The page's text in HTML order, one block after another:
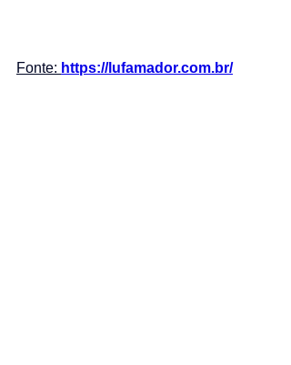
Fonte: https://lufamador.com.br/